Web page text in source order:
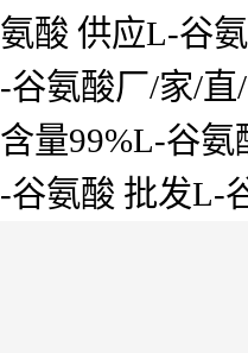
氨酸 供应L-谷
-谷氨酸厂/家/
含量99%L-谷氨
-谷氨酸 批发L-